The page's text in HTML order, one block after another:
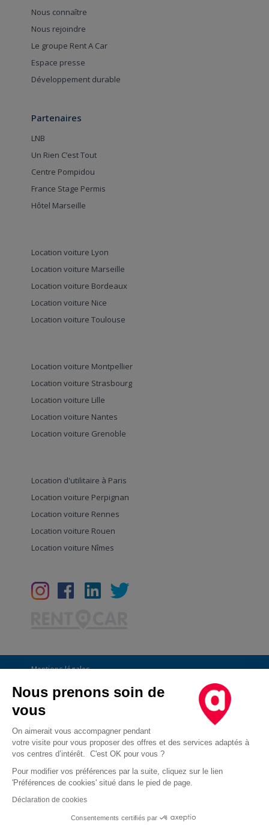
Nous connaître
Nous rejoindre
Le groupe Rent A Car
Espace presse
Développement durable
Partenaires
LNB
Un Rien C’est Tout
Centre Pompidou
France Stage Permis
Hôtel Marseille
Location voiture Lyon
Location voiture Marseille
Location voiture Bordeaux
Location voiture Nice
Location voiture Toulouse
Location voiture Montpellier
Location voiture Strasbourg
Location voiture Lille
Location voiture Nantes
Location voiture Grenoble
Location d'utilitaire à Paris
Location voiture Perpignan
Location voiture Rennes
Location voiture Rouen
Location voiture Nîmes
Mentions légales
Conditions Générales
CGU
Informations générales
Déclaration de confidentialité
Droit d'opposition au démarchage téléphonique
Cookies
Nous prenons soin de
vous
On aimerait vous accompagner pendant
votre visite pour vous proposer des offres et des services adaptés à
vos centres d’intérêt. C'est OK pour vous ?
Pour modifier vos préférences par la suite, cliquez sur le lien
'Préférences de cookies' situé dans le pied de page.
Déclaration de cookies
Consentements certifiés par